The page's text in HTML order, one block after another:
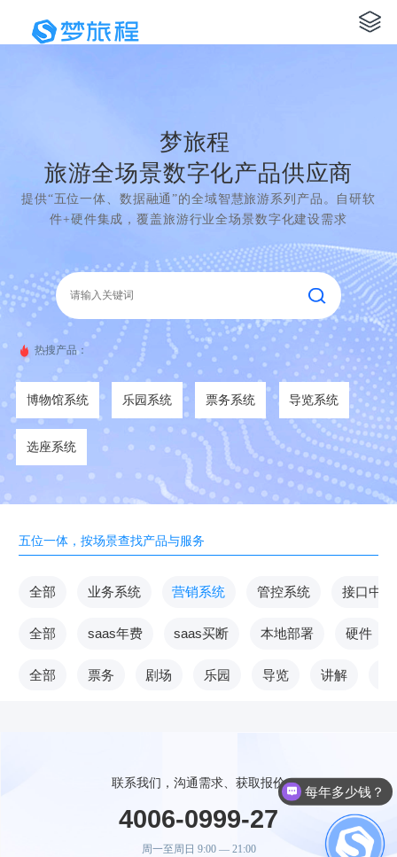
梦旅程
旅游全场景数字化产品供应商
提供“五位一体、数据融通”的全域智慧旅游系列产品。自研软
件+硬件集成，覆盖旅游行业全场景数字化建设需求
热搜产品：
博物馆系统 乐园系统 票务系统 导览系统
选座系统
五位一体，按场景查找产品与服务
全部 业务系统 营销系统 管控系统 接口中台
全部 saas年费 saas买断 本地部署 硬件
全部 票务 剧场 乐园 导览 讲解
联系我们，沟通需求、获取报价
4006-0999-27
周一至周日 9:00 — 21:00
每年多少钱？